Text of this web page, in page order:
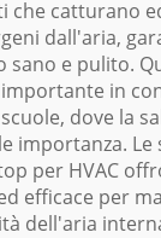
che catturano
dall'aria,
sano e pulito.
in
dove la
importanza. Le
per HVAC
efficace per
dell'aria